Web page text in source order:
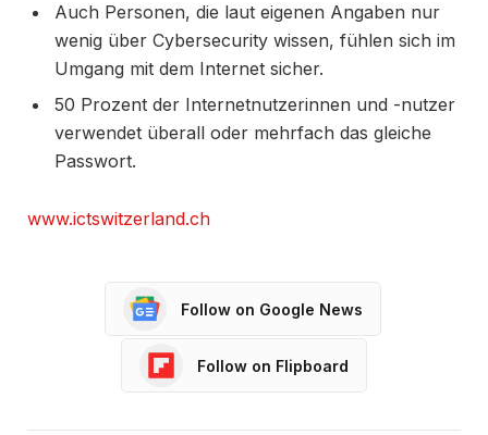
Auch Personen, die laut eigenen Angaben nur
wenig über Cybersecurity wissen, fühlen sich im
Umgang mit dem Internet sicher.
50 Prozent der Internetnutzerinnen und -nutzer
verwendet überall oder mehrfach das gleiche
Passwort.
www.ictswitzerland.ch
Follow on Google News
Follow on Flipboard